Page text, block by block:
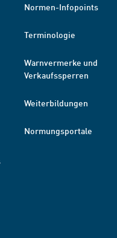
Normen-Infopoints
Terminologie
Warnvermerke und
Verkaufssperren
Weiterbildungen
Normungsportale